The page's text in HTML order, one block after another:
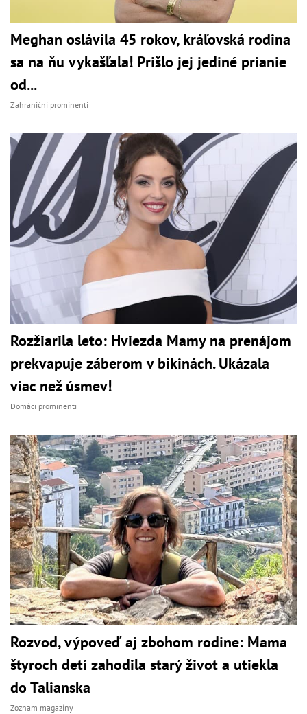
Meghan oslávila 45 rokov, kráľovská rodina
sa na ňu vykašľala! Prišlo jej jediné prianie
od...
Zahraniční prominenti
Rozžiarila leto: Hviezda Mamy na prenájom
prekvapuje záberom v bikinách. Ukázala
viac než úsmev!
Domáci prominenti
Rozvod, výpoveď aj zbohom rodine: Mama
štyroch detí zahodila starý život a utiekla
do Talianska
Zoznam magazíny